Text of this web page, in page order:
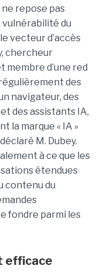
ne repose pas
vulnérabilité du
vecteur d’accès
chercheur
d’une red
des
navigateur, des
des assistants IA,
la marque « IA »
M. Dubey.
à ce que les
étendues
contenu du
fondre parmi les
efficace